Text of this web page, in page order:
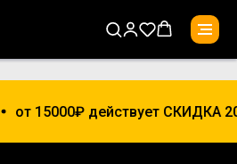
от 15000₽ действует СКИДКА